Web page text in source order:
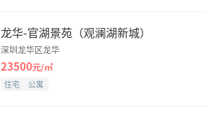
龙华-官湖景苑（观澜湖新城）
深圳龙华区龙华
23500元/㎡
住宅 公寓